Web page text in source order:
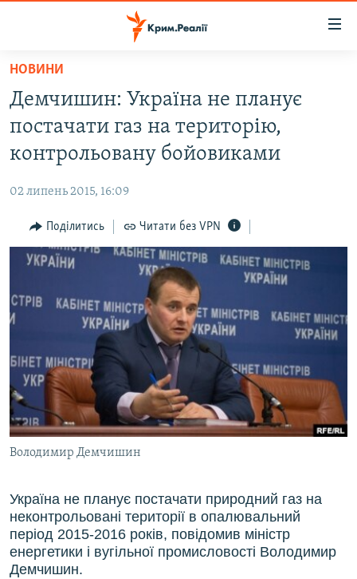
Перейти
основного
матеріалу
до
основної
Перейти
до
пошуку
ВОДА.КРИМ
БЛОГИ
ПОГЛЯД
ІНТЕРВ'Ю
СПЕЦПРОЕКТИ
ВІДЕОУРОКИ «ELIFBE»
СВІДЧЕННЯ ОКУПАЦІЇ
УКРАЇНСЬКА ПРОБЛЕМА КРИМУ
ІНФОГРАФІКА
ЯК ОБІЙТИ БЛОКУВАННЯ
Русский
Qırımtatar
ДОЛУЧАЙСЯ!
Усі сайти RFE/RL
НОВИНИ
Демчишин: Україна не планує
постачати газ на територію,
контрольовану бойовиками
02 липень 2015, 16:09
Поділитись Читати без VPN
Володимир Демчишин
Україна не планує постачати природний газ на
неконтрольовані території в опалювальний
період 2015-2016 років, повідомив міністр
енергетики і вугільної промисловості Володимир
Демчишин.